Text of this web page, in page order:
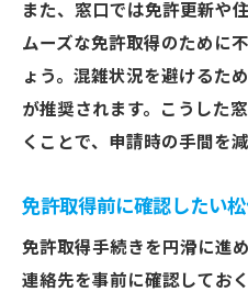
また、窓口では免許更新や
ムーズな免許取得のために
ょう。混雑状況を避けるた
が推奨されます。こうした
くことで、申請時の手間を減
免許取得前に確認したい
免許取得手続きを円滑に進
連絡先を事前に確認してお